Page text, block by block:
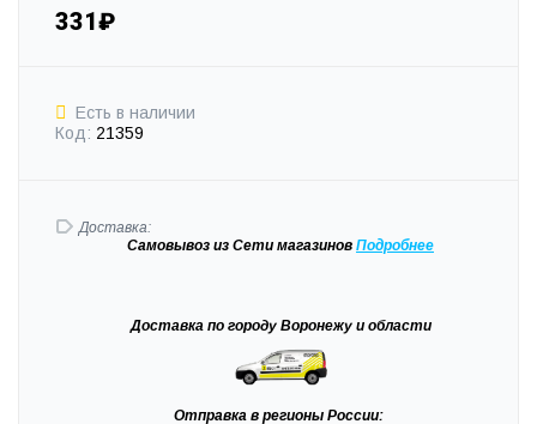
331₽
Есть в наличии
Код: 21359
Доставка:
Самовывоз из Сети магазинов Подробнее
Доставка по городу Воронежу и области
Отправка в регионы России: